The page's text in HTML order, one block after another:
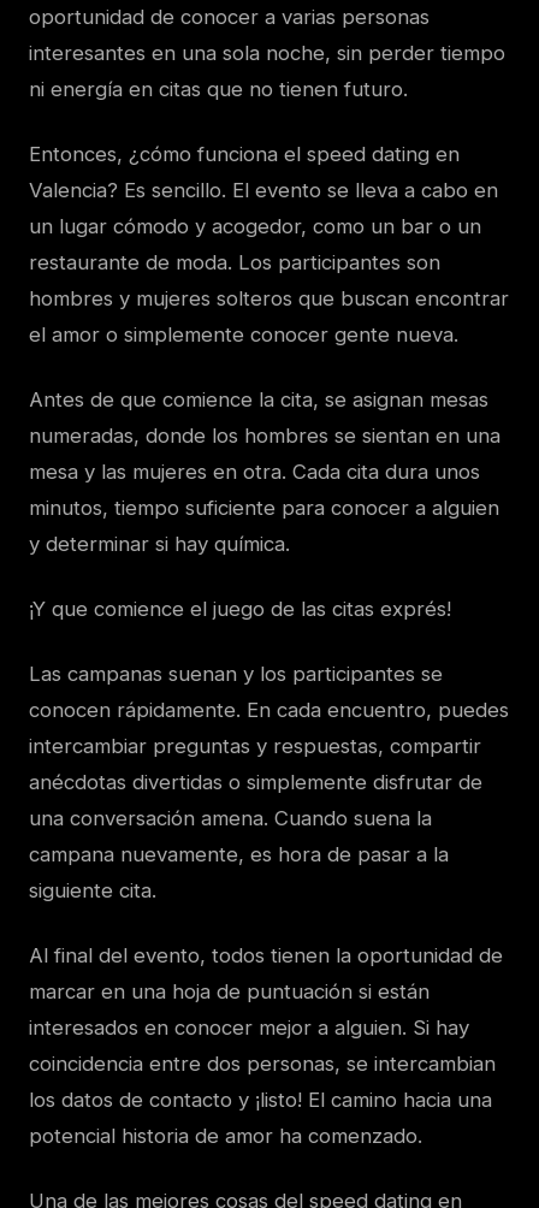
oportunidad de conocer a varias personas
interesantes en una sola noche, sin perder tiempo
ni energía en citas que no tienen futuro.
Entonces, ¿cómo funciona el speed dating en
Valencia? Es sencillo. El evento se lleva a cabo en
un lugar cómodo y acogedor, como un bar o un
restaurante de moda. Los participantes son
hombres y mujeres solteros que buscan encontrar
el amor o simplemente conocer gente nueva.
Antes de que comience la cita, se asignan mesas
numeradas, donde los hombres se sientan en una
mesa y las mujeres en otra. Cada cita dura unos
minutos, tiempo suficiente para conocer a alguien
y determinar si hay química.
¡Y que comience el juego de las citas exprés!
Las campanas suenan y los participantes se
conocen rápidamente. En cada encuentro, puedes
intercambiar preguntas y respuestas, compartir
anécdotas divertidas o simplemente disfrutar de
una conversación amena. Cuando suena la
campana nuevamente, es hora de pasar a la
siguiente cita.
Al final del evento, todos tienen la oportunidad de
marcar en una hoja de puntuación si están
interesados en conocer mejor a alguien. Si hay
coincidencia entre dos personas, se intercambian
los datos de contacto y ¡listo! El camino hacia una
potencial historia de amor ha comenzado.
Una de las mejores cosas del speed dating en